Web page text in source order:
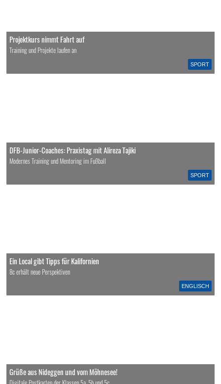
SPORT
Projektkurs nimmt Fahrt auf
Training und Projekte laufen an
SPORT
DFB-Junior-Coaches: Praxistag mit Alireza Tajiki
Modernes Training und Mentoring im Fußball
ENGLISCH
Ein Local gibt Tipps für Kalifornien
8c erhält neue Perspektiven
Grüße aus Nideggen und vom Möhnesee!